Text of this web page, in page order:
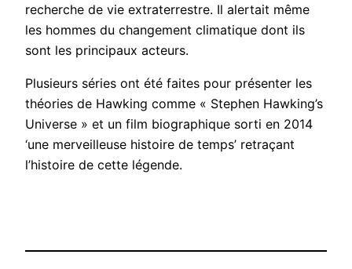
recherche de vie extraterrestre. Il alertait même
les hommes du changement climatique dont ils
sont les principaux acteurs.
Plusieurs séries ont été faites pour présenter les
théories de Hawking comme « Stephen Hawking’s
Universe » et un film biographique sorti en 2014
‘une merveilleuse histoire de temps’ retraçant
l’histoire de cette légende.